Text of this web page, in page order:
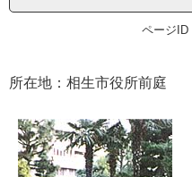
ページID
所在地：相生市役所前庭